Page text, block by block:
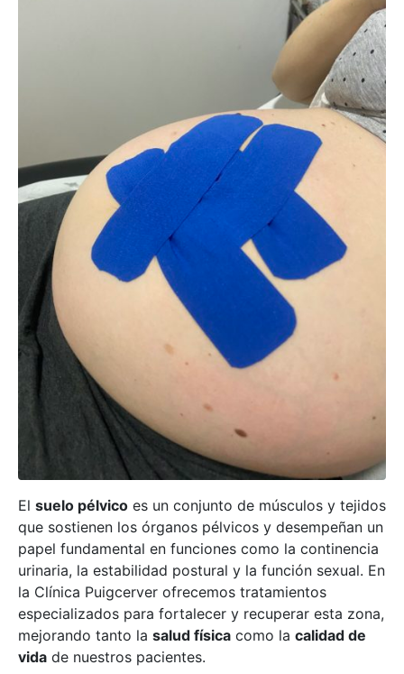
El suelo pélvico es un conjunto de músculos y tejidos
que sostienen los órganos pélvicos y desempeñan un
papel fundamental en funciones como la continencia
urinaria, la estabilidad postural y la función sexual. En
la Clínica Puigcerver ofrecemos tratamientos
especializados para fortalecer y recuperar esta zona,
mejorando tanto la salud física como la calidad de
vida de nuestros pacientes.